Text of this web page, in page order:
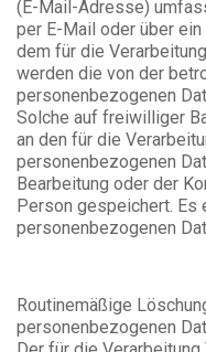
(E-Mail-Adresse)
per E-Mail oder über
dem für die
werden die von der
personenbezogenen
Solche auf freiwilliger
an den für die
personenbezogenen
Bearbeitung oder der
Person gespeichert.
personenbezogenen
Routinemäßige
personenbezogenen